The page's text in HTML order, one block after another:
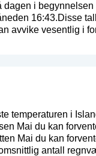
i
16:43.Disse
avvike vesentlig i
temperaturen i
Mai du kan
Mai du kan
antall